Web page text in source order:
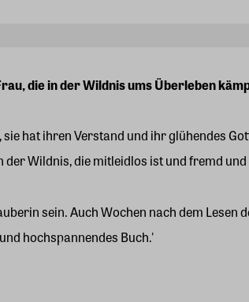
die in der Wildnis ums Überleben
sie hat ihren Verstand und ihr glühendes
der Wildnis, die mitleidlos ist und fremd
sein. Auch Wochen nach dem Lesen
hochspannendes Buch.'